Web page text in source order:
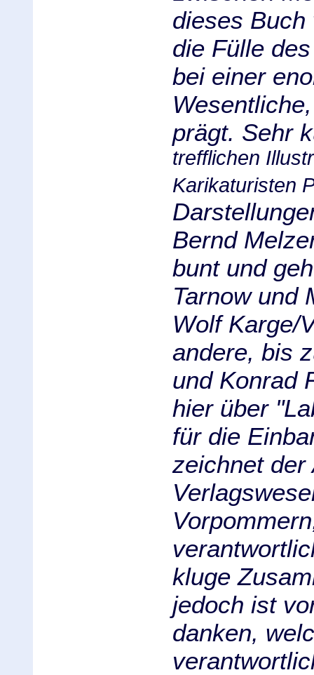
dieses Buch
die Fülle
bei einer
prägt. Sehr
trefflichen
Karikaturisten
Bernd
bunt und
Tarnow und
Wolf Karge/
andere, bis
und Konrad
hier über
für die
zeichnet der
kluge
jedoch ist
danken,